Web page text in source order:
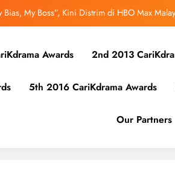
My Boss”, Kini Distrim di HBO Max
Filem ‘Tiket Sehala’ Satukan Empat Negara
My Boss”, Kini Distrim di HBO Max
Awards 2nd 2013
5th 2016 CariKdrama Awards
Our Partners